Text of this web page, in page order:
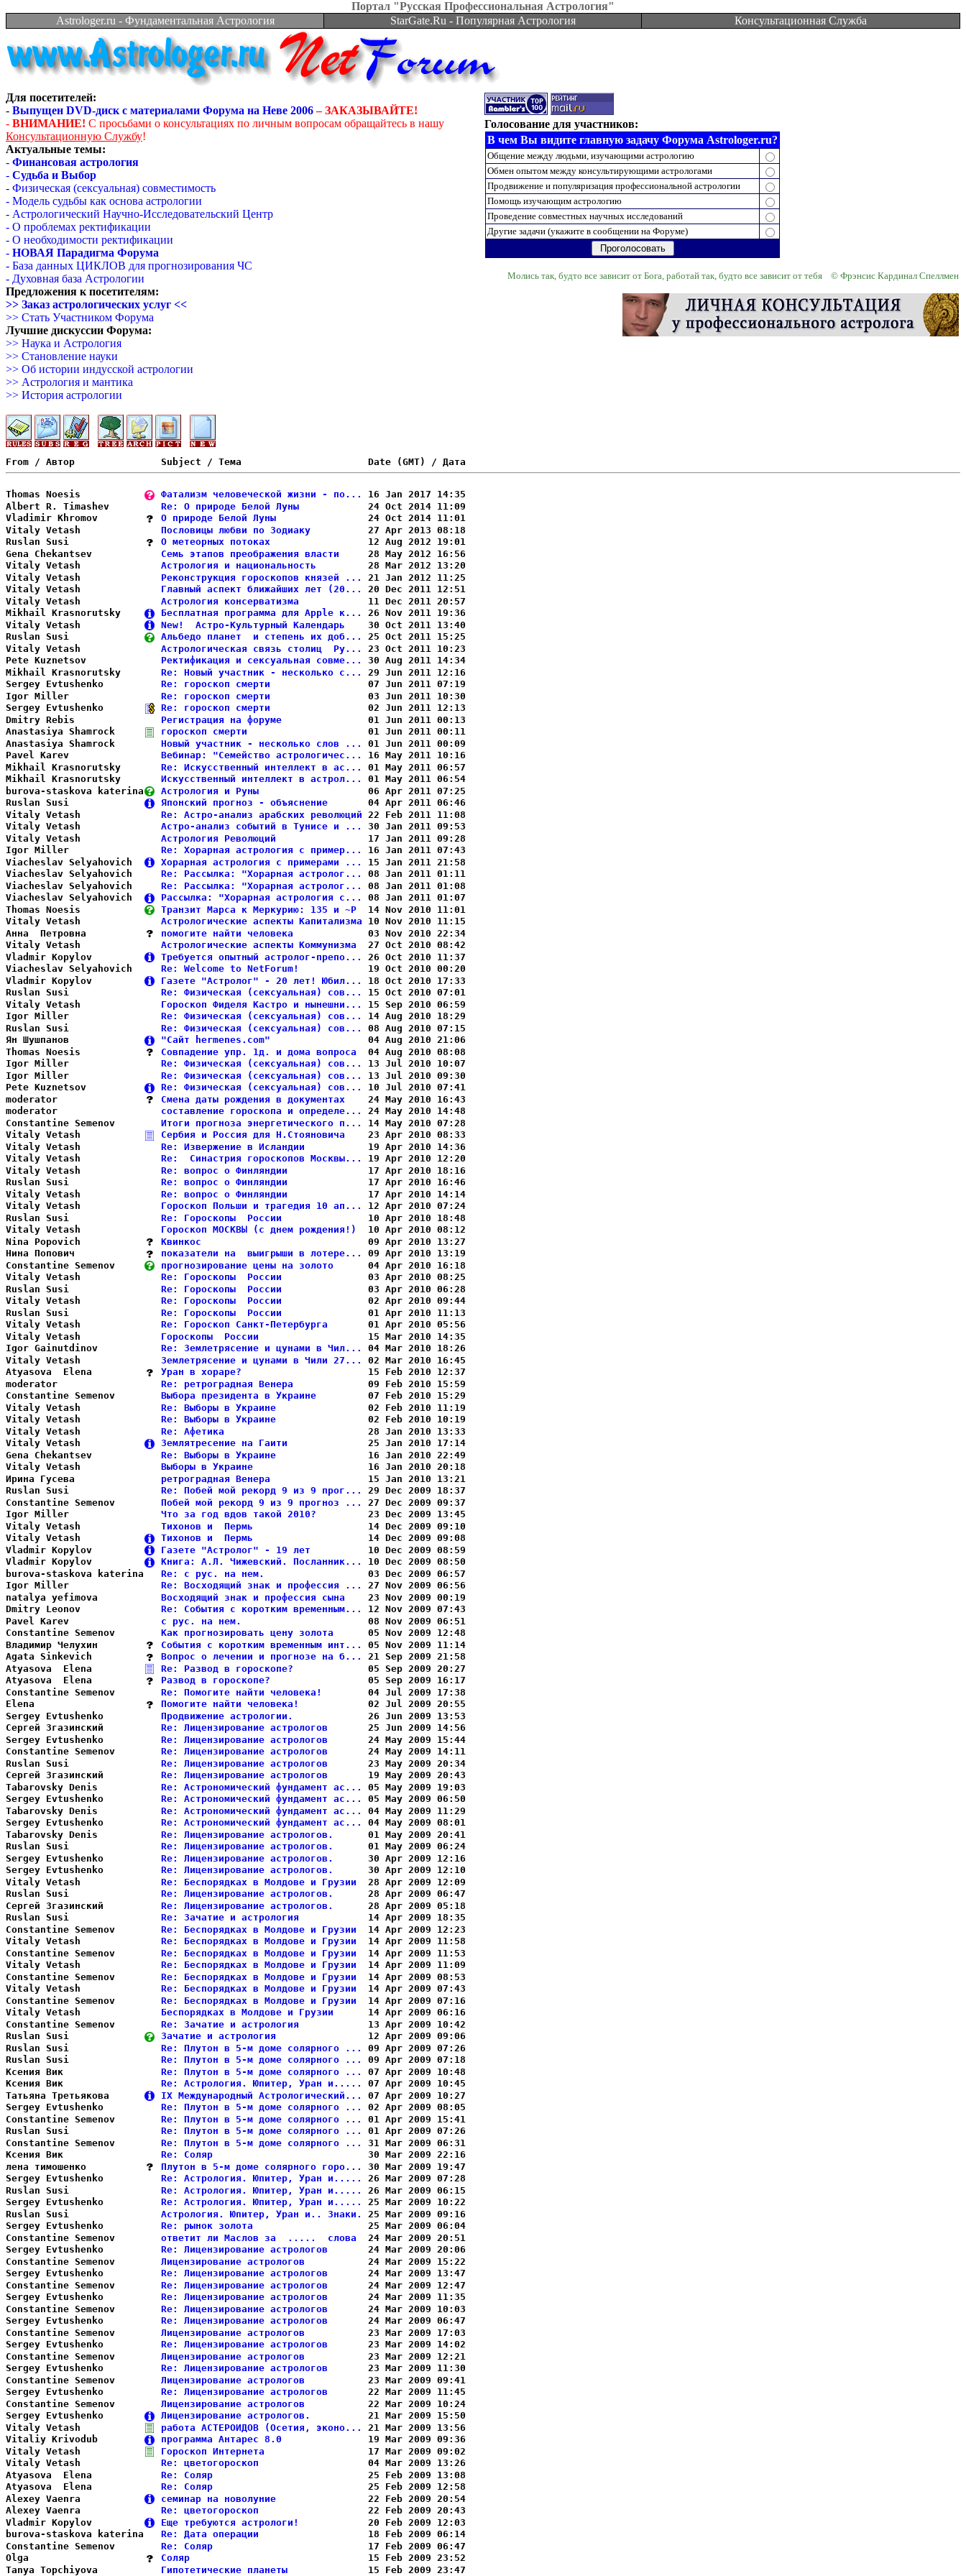
Портал "Русская Профессиональная Астрология"
Astrologer.ru - Фундаментальная Астрология
StarGate.Ru - Популярная Астрология Консультационная Служба
Голосование для участников:
В чем Вы видите главную задачу Форума Astrologer.ru?
Общение между людьми, изучающими астрологию
Обмен опытом между консультирующими астрологами
Продвижение и популяризация профессиональной астрологии
Помощь изучающим астрологию
Проведение совместных научных исследований
Другие задачи (укажите в сообщении на Форуме)
Молись так, будто все зависит от Бога, работай так, будто все зависит от тебя © Фрэнсис Кардинал Спеллмен
Для посетителей:
- Выпущен DVD-диск с материалами Форума на Неве 2006– ЗАКАЗЫВАЙТЕ!
- ВНИМАНИЕ! С просьбами о консультациях по личным вопросам обращайтесь в нашу
Консультационную Службу!
Актуальные темы:
- Финансовая астрология
- Судьба и Выбор
- Физическая (сексуальная) совместимость
- Модель судьбы как основа астрологии
- Астрологический Научно-Исследовательский Центр
- О проблемах ректификации
- О необходимости ректификации
- НОВАЯ Парадигма Форума
- База данных ЦИКЛОВ для прогнозирования ЧС
- Духовная база Астрологии
Предложения к посетителям:
>> Заказ астрологических услуг <<
>> Стать Участником Форума
Лучшие дискуссии Форума:
>> Наука и Астрология
>> Становление науки
>> Об истории индусской астрологии
>> Астрология и мантика
>> История астрологии
Thomas Noesis Фатализм человеческой жизни - по...
16 Jan 2017 14:35
Albert R. Timashev
Re: О природе Белой Луны
24 Oct 2014 11:09
Vladimir Khromov
О природе Белой Луны
24 Oct 2014 11:01
Vitaly Vetash
Пословицы любви по Зодиаку
27 Apr 2013 08:18
Ruslan Susi
О метеорных потоках
12 Aug 2012 19:01
Gena Chekantsev
Семь этапов преображения власти
28 May 2012 16:56
Vitaly Vetash
Астрология и национальность
28 Mar 2012 13:20
Vitaly Vetash
Реконструкция гороскопов князей ...
21 Jan 2012 11:25
Vitaly Vetash
Главный аспект ближайших лет (20...
20 Dec 2011 12:51
Vitaly Vetash
Астрология консерватизма
11 Dec 2011 20:57
Mikhail Krasnorutsky
Бесплатная программа для Apple к...
26 Nov 2011 19:36
Vitaly Vetash
New!  Астро-Культурный Календарь
30 Oct 2011 13:40
Ruslan Susi
Альбедо планет  и степень их доб...
25 Oct 2011 15:25
Vitaly Vetash
Астрологическая связь столиц  Ру...
23 Oct 2011 10:23
Pete Kuznetsov
Ректификация и сексуальная совме...
30 Aug 2011 14:34
Mikhail Krasnorutsky
Re: Новый участник - несколько с...
29 Jun 2011 12:16
Sergey Evtushenko
Re: гороскоп смерти
07 Jun 2011 07:19
Igor Miller
Re: гороскоп смерти
03 Jun 2011 10:30
Sergey Evtushenko
Re: гороскоп смерти
02 Jun 2011 12:13
Dmitry Rebis
Регистрация на форуме
01 Jun 2011 00:13
Anastasiya Shamrock
гороскоп смерти
01 Jun 2011 00:11
Anastasiya Shamrock
Новый участник - несколько слов ...
01 Jun 2011 00:09
Pavel Karev
Вебинар: "Семейство астрологичес...
16 May 2011 10:16
Mikhail Krasnorutsky
Re: Искусственный интеллект в ас...
01 May 2011 06:57
Mikhail Krasnorutsky
Искусственный интеллект в астрол...
01 May 2011 06:54
burova-staskova katerina
Астрология и Руны
06 Apr 2011 07:25
Ruslan Susi
Японский прогноз - объяснение
04 Apr 2011 06:46
Vitaly Vetash
Re: Астро-анализ арабских революций 22 Feb 2011 11:08
Vitaly Vetash
Астро-анализ событий в Тунисе и ...
30 Jan 2011 09:53
Vitaly Vetash
Астрология Революций
17 Jan 2011 09:28
Igor Miller
Re: Хорарная астрология с пример...
16 Jan 2011 07:43
Viacheslav Selyahovich
Хорарная астрология с примерами ...
15 Jan 2011 21:58
Viacheslav Selyahovich
Re: Рассылка: "Хорарная астролог...
08 Jan 2011 01:11
Viacheslav Selyahovich
Re: Рассылка: "Хорарная астролог...
08 Jan 2011 01:08
Viacheslav Selyahovich
Рассылка: "Хорарная астрология с...
08 Jan 2011 01:07
Thomas Noesis
Транзит Марса к Меркурию: 135 и ~P
14 Nov 2010 11:01
Vitaly Vetash
Астрологические аспекты Капитализма 10 Nov 2010 11:15
Анна  Петровна
помогите найти человека
03 Nov 2010 22:34
Vitaly Vetash
Астрологические аспекты Коммунизма
27 Oct 2010 08:42
Vladmir Kopylov
Требуется опытный астролог-препо...
26 Oct 2010 11:37
Viacheslav Selyahovich
Re: Welcome to NetForum!
19 Oct 2010 00:20
Vladmir Kopylov
Газете "Астролог" - 20 лет! Юбил...
18 Oct 2010 17:33
Ruslan Susi
Re: Физическая (сексуальная) сов...
15 Oct 2010 07:01
Vitaly Vetash
Гороскоп Фиделя Кастро и нынешни...
15 Sep 2010 06:59
Igor Miller
Re: Физическая (сексуальная) сов...
14 Aug 2010 18:29
Ruslan Susi
Re: Физическая (сексуальная) сов...
08 Aug 2010 07:15
Ян Шушпанов
"Сайт hermenes.com"
04 Aug 2010 21:06
Thomas Noesis
Совпадение упр. 1д. и дома вопроса
04 Aug 2010 08:08
Igor Miller
Re: Физическая (сексуальная) сов...
13 Jul 2010 10:07
Igor Miller
Re: Физическая (сексуальная) сов...
13 Jul 2010 09:30
Pete Kuznetsov
Re: Физическая (сексуальная) сов...
10 Jul 2010 07:41
moderator
Смена даты рождения в документах
24 May 2010 16:43
moderator
составление гороскопа и определе...
24 May 2010 14:48
Constantine Semenov
Итоги прогноза энергетического п...
14 May 2010 07:28
Vitaly Vetash
Сербия и Россия для Н.Стояновича
23 Apr 2010 08:33
Vitaly Vetash
Re: Извержение в Исландии
19 Apr 2010 14:36
Vitaly Vetash
Re:  Синастрия гороскопов Москвы...
19 Apr 2010 12:20
Vitaly Vetash
Re: вопрос о Финляндии
17 Apr 2010 18:16
Ruslan Susi
Re: вопрос о Финляндии
17 Apr 2010 16:46
Vitaly Vetash
Re: вопрос о Финляндии
17 Apr 2010 14:14
Vitaly Vetash
Гороскоп Польши и трагедия 10 ап...
12 Apr 2010 07:24
Ruslan Susi
Re: Гороскопы  России
10 Apr 2010 18:48
Vitaly Vetash
Гороскоп МОСКВЫ (с днем рождения!)
10 Apr 2010 08:12
Nina Popovich
Квинкос
09 Apr 2010 13:27
Нина Попович
показатели на  выигрыши в лотере...
09 Apr 2010 13:19
Constantine Semenov
прогнозирование цены на золото
04 Apr 2010 16:18
Vitaly Vetash
Re: Гороскопы  России
03 Apr 2010 08:25
Ruslan Susi
Re: Гороскопы  России
03 Apr 2010 06:28
Vitaly Vetash
Re: Гороскопы  России
02 Apr 2010 09:44
Ruslan Susi
Re: Гороскопы  России
01 Apr 2010 11:13
Vitaly Vetash
Re: Гороскоп Санкт-Петербурга
01 Apr 2010 05:56
Vitaly Vetash
Гороскопы  России
15 Mar 2010 14:35
Igor Gainutdinov
Re: Землетрясение и цунами в Чил...
04 Mar 2010 18:26
Vitaly Vetash
Землетрясение и цунами в Чили 27...
02 Mar 2010 16:45
Atyasova  Elena
Уран в хораре?
15 Feb 2010 12:37
moderator
Re: ретроградная Венера
09 Feb 2010 15:59
Constantine Semenov
Выбора президента в Украине
07 Feb 2010 15:29
Vitaly Vetash
Re: Выборы в Украине
02 Feb 2010 11:19
Vitaly Vetash
Re: Выборы в Украине
02 Feb 2010 10:19
Vitaly Vetash
Re: Афетика
28 Jan 2010 13:33
Vitaly Vetash
Землятресение на Гаити
25 Jan 2010 17:14
Gena Chekantsev
Re: Выборы в Украине
16 Jan 2010 22:49
Vitaly Vetash
Выборы в Украине
16 Jan 2010 20:18
Ирина Гусева
ретроградная Венера
15 Jan 2010 13:21
Ruslan Susi
Re: Побей мой рекорд 9 из 9 прог...
29 Dec 2009 18:37
Constantine Semenov
Побей мой рекорд 9 из 9 прогноз ...
27 Dec 2009 09:37
Igor Miller
Что за год вдов такой 2010?
23 Dec 2009 13:45
Vitaly Vetash
Тихонов и  Пермь
14 Dec 2009 09:10
Vitaly Vetash
Тихонов и  Пермь
14 Dec 2009 09:08
Vladmir Kopylov
Газете "Астролог" - 19 лет
10 Dec 2009 08:59
Vladmir Kopylov
Книга: А.Л. Чижевский. Посланник...
10 Dec 2009 08:50
burova-staskova katerina
Re: с рус. на нем.
03 Dec 2009 06:57
Igor Miller
Re: Восходящий знак и профессия ...
27 Nov 2009 06:56
natalya yefimova
Восходящий знак и профессия сына
23 Nov 2009 00:19
Dmitry Leonov
Re: События с коротким временным...
12 Nov 2009 07:43
Pavel Karev
с рус. на нем.
08 Nov 2009 06:51
Constantine Semenov
Как прогнозировать цену золота
05 Nov 2009 12:48
Владимир Челухин
События с коротким временным инт...
05 Nov 2009 11:14
Agata Sinkevich
Вопрос о лечении и прогнозе на б...
21 Sep 2009 21:58
Atyasova  Elena
Re: Развод в гороскопе?
05 Sep 2009 20:27
Atyasova  Elena
Развод в гороскопе?
05 Sep 2009 16:17
Constantine Semenov
Re: Помогите найти человека!
04 Jul 2009 17:38
Elena
Помогите найти человека!
02 Jul 2009 20:55
Sergey Evtushenko
Продвижение астрологии.
26 Jun 2009 13:53
Сергей Згазинский
Re: Лицензирование астрологов
25 Jun 2009 14:56
Sergey Evtushenko
Re: Лицензирование астрологов
24 May 2009 15:44
Constantine Semenov
Re: Лицензирование астрологов
24 May 2009 14:11
Ruslan Susi
Re: Лицензирование астрологов
23 May 2009 20:34
Сергей Згазинский
Re: Лицензирование астрологов
19 May 2009 20:43
Tabarovsky Denis
Re: Астрономический фундамент ас...
05 May 2009 19:03
Sergey Evtushenko
Re: Астрономический фундамент ас...
05 May 2009 06:50
Tabarovsky Denis
Re: Астрономический фундамент ас...
04 May 2009 11:29
Sergey Evtushenko
Re: Астрономический фундамент ас...
04 May 2009 08:01
Tabarovsky Denis
Re: Лицензирование астрологов.
01 May 2009 20:41
Ruslan Susi
Re: Лицензирование астрологов.
01 May 2009 06:24
Sergey Evtushenko
Re: Лицензирование астрологов.
30 Apr 2009 12:16
Sergey Evtushenko
Re: Лицензирование астрологов.
30 Apr 2009 12:10
Vitaly Vetash
Re: Беспорядках в Молдове и Грузии
28 Apr 2009 12:09
Ruslan Susi
Re: Лицензирование астрологов.
28 Apr 2009 06:47
Сергей Згазинский
Re: Лицензирование астрологов.
28 Apr 2009 05:18
Ruslan Susi
Re: Зачатие и астрология
14 Apr 2009 18:35
Constantine Semenov
Re: Беспорядках в Молдове и Грузии
14 Apr 2009 12:23
Vitaly Vetash
Re: Беспорядках в Молдове и Грузии
14 Apr 2009 11:58
Constantine Semenov
Re: Беспорядках в Молдове и Грузии
14 Apr 2009 11:53
Vitaly Vetash
Re: Беспорядках в Молдове и Грузии
14 Apr 2009 11:09
Constantine Semenov
Re: Беспорядках в Молдове и Грузии
14 Apr 2009 08:53
Vitaly Vetash
Re: Беспорядках в Молдове и Грузии
14 Apr 2009 07:43
Constantine Semenov
Re: Беспорядках в Молдове и Грузии
14 Apr 2009 07:16
Vitaly Vetash
Беспорядках в Молдове и Грузии
14 Apr 2009 06:16
Constantine Semenov
Re: Зачатие и астрология
13 Apr 2009 10:42
Ruslan Susi
Зачатие и астрология
12 Apr 2009 09:06
Ruslan Susi
Re: Плутон в 5-м доме солярного ...
09 Apr 2009 07:26
Ruslan Susi
Re: Плутон в 5-м доме солярного ...
09 Apr 2009 07:18
Ксения Вик
Re: Плутон в 5-м доме солярного ...
07 Apr 2009 10:48
Ксения Вик
Re: Астрология. Юпитер, Уран и.....
07 Apr 2009 10:45
Татьяна Третьякова
IX Международный Астрологический...
07 Apr 2009 10:27
Sergey Evtushenko
Re: Плутон в 5-м доме солярного ...
02 Apr 2009 08:05
Constantine Semenov
Re: Плутон в 5-м доме солярного ...
01 Apr 2009 15:41
Ruslan Susi
Re: Плутон в 5-м доме солярного ...
01 Apr 2009 07:26
Constantine Semenov
Re: Плутон в 5-м доме солярного ...
31 Mar 2009 06:31
Ксения Вик
Re: Соляр
30 Mar 2009 22:16
лена тимошенко
Плутон в 5-м доме солярного горо...
30 Mar 2009 19:47
Sergey Evtushenko
Re: Астрология. Юпитер, Уран и.....
26 Mar 2009 07:28
Ruslan Susi
Re: Астрология. Юпитер, Уран и.....
26 Mar 2009 06:15
Sergey Evtushenko
Re: Астрология. Юпитер, Уран и.....
25 Mar 2009 10:22
Ruslan Susi
Астрология. Юпитер, Уран и.. Знаки.
25 Mar 2009 09:16
Sergey Evtushenko
Re: рынок золота
25 Mar 2009 06:04
Constantine Semenov
ответит ли Маслов за  .....  слова
24 Mar 2009 20:51
Sergey Evtushenko
Re: Лицензирование астрологов
24 Mar 2009 20:06
Constantine Semenov
Лицензирование астрологов
24 Mar 2009 15:22
Sergey Evtushenko
Re: Лицензирование астрологов
24 Mar 2009 13:47
Constantine Semenov
Re: Лицензирование астрологов
24 Mar 2009 12:47
Sergey Evtushenko
Re: Лицензирование астрологов
24 Mar 2009 11:35
Constantine Semenov
Re: Лицензирование астрологов
24 Mar 2009 10:03
Sergey Evtushenko
Re: Лицензирование астрологов
24 Mar 2009 06:47
Constantine Semenov
Лицензирование астрологов
23 Mar 2009 17:03
Sergey Evtushenko
Re: Лицензирование астрологов
23 Mar 2009 14:02
Constantine Semenov
Лицензирование астрологов
23 Mar 2009 12:21
Sergey Evtushenko
Re: Лицензирование астрологов
23 Mar 2009 11:30
Constantine Semenov
Лицензирование астрологов
23 Mar 2009 09:41
Sergey Evtushenko
Re: Лицензирование астрологов
22 Mar 2009 11:45
Constantine Semenov
Лицензирование астрологов
22 Mar 2009 10:24
Sergey Evtushenko
Лицензирование астрологов.
21 Mar 2009 15:50
Vitaly Vetash
работа АСТЕРОИДОВ (Осетия, эконо...
21 Mar 2009 13:56
Vitaliy Krivodub
программа Антарес 8.0
19 Mar 2009 09:36
Vitaly Vetash
Гороскоп Интернета
17 Mar 2009 09:02
Vitaly Vetash
Re: цветогороскоп
04 Mar 2009 13:26
Atyasova  Elena
Re: Соляр
25 Feb 2009 13:08
Atyasova  Elena
Re: Соляр
25 Feb 2009 12:58
Alexey Vaenra
семинар на новолуние
22 Feb 2009 20:54
Alexey Vaenra
Re: цветогороскоп
22 Feb 2009 20:43
Vladmir Kopylov
Еще требуются астрологи!
20 Feb 2009 12:03
burova-staskova katerina
Re: Дата операции
18 Feb 2009 06:14
Constantine Semenov
Re: Соляр
17 Feb 2009 06:47
Olga
Соляр
15 Feb 2009 23:52
Tanya Topchiyova
Гипотетические планеты 15 Feb 2009 23:47